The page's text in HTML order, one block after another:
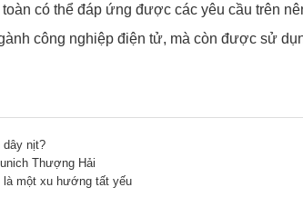
có thể đáp ứng được các yêu cầu trên
công nghiệp điện tử, mà còn được sử
dây nịt?
Thượng Hải
là một xu hướng tất yếu